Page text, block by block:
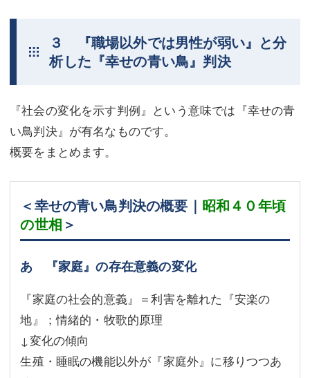
３ 『職場以外では男性が弱い』と分
析した『幸せの青い鳥』判決
『社会の変化を示す判例』という意味では『幸せの青
い鳥判決』が有名なものです。
概要をまとめます。
＜幸せの青い鳥判決の概要｜ 昭和４０年頃
の世相 ＞
あ 『家庭』の存在意義の変化
『家庭の社会的意義』＝利害を離れた『安楽の
地』；情緒的・牧歌的原理
↓変化の傾向
生殖・睡眠の機能以外が『家庭外』に移りつつあ